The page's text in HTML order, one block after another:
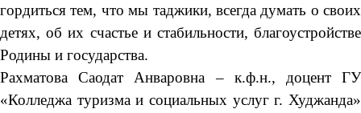
гордиться тем, что мы таджики, всегда думать о своих
детях, об их счастье и стабильности, благоустройстве
Родины и государства.
Рахматова Саодат Анваровна – к.ф.н., доцент ГУ
«Колледжа туризма и социальных услуг г. Худжанда»